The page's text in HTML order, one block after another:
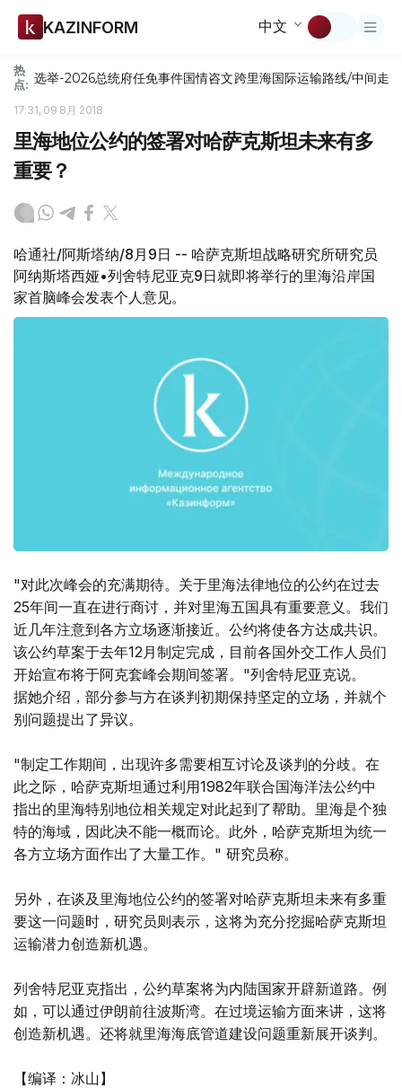
KAZINFORM 中文
热
点: 选举-2026总统府任免事件国情咨文跨里海国际运输路线/中间走廊
17:31, 09 8月 2018
里海地位公约的签署对哈萨克斯坦未来有多
重要？
哈通社/阿斯塔纳/8月9日 -- 哈萨克斯坦战略研究所研究员
阿纳斯塔西娅•列舍特尼亚克9日就即将举行的里海沿岸国
家首脑峰会发表个人意见。
"对此次峰会的充满期待。关于里海法律地位的公约在过去
25年间一直在进行商讨，并对里海五国具有重要意义。我们
近几年注意到各方立场逐渐接近。公约将使各方达成共识。
该公约草案于去年12月制定完成，目前各国外交工作人员们
开始宣布将于阿克套峰会期间签署。"列舍特尼亚克说。
据她介绍，部分参与方在谈判初期保持坚定的立场，并就个
别问题提出了异议。
"制定工作期间，出现许多需要相互讨论及谈判的分歧。在
此之际，哈萨克斯坦通过利用1982年联合国海洋法公约中
指出的里海特别地位相关规定对此起到了帮助。里海是个独
特的海域，因此决不能一概而论。此外，哈萨克斯坦为统一
各方立场方面作出了大量工作。" 研究员称。
另外，在谈及里海地位公约的签署对哈萨克斯坦未来有多重
要这一问题时，研究员则表示，这将为充分挖掘哈萨克斯坦
运输潜力创造新机遇。
列舍特尼亚克指出，公约草案将为内陆国家开辟新道路。例
如，可以通过伊朗前往波斯湾。在过境运输方面来讲，这将
创造新机遇。还将就里海海底管道建设问题重新展开谈判。
【编译：冰山】